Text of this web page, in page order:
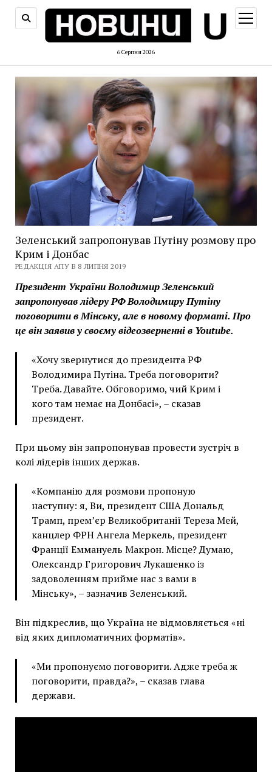
6 Серпня 2026
меню
Зеленський запропонував Путіну розмову про
Крим і Донбас
РЕДАКЦІЯ АПУ В 8 ЛИПНЯ 2019
Президент України Володимир Зеленський
запропонував лідеру РФ Володимиру Путіну
поговорити в Мінську, але в новому форматі. Про
це він заявив у своєму відеозверненні в Youtube.
«Хочу звернутися до президента РФ
Володимира Путіна. Треба поговорити?
Треба. Давайте. Обговоримо, чий Крим і
кого там немає на Донбасі», – сказав
президент.
При цьому він запропонував провести зустріч в
колі лідерів інших держав.
«Компанію для розмови пропоную
наступну: я, Ви, президент США Дональд
Трамп, прем’єр Великобританії Тереза ​​Мей,
канцлер ФРН Ангела Меркель, президент
Франції Еммануель Макрон. Місце? Думаю,
Олександр Григорович Лукашенко із
задоволенням прийме нас з вами в
Мінську», – зазначив Зеленський.
Він підкреслив, що Україна не відмовляється «ні
від яких дипломатичних форматів».
«Ми пропонуємо поговорити. Адже треба ж
поговорити, правда?», – сказав глава
держави.